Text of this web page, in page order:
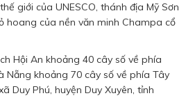
giới của UNESCO, thánh địa Mỹ Sơn
hoang của nền văn minh Champa cổ
Hội An khoảng 40 cây số về phía
Nẵng khoảng 70 cây số về phía Tây
Duy Phú, huyện Duy Xuyên, tỉnh